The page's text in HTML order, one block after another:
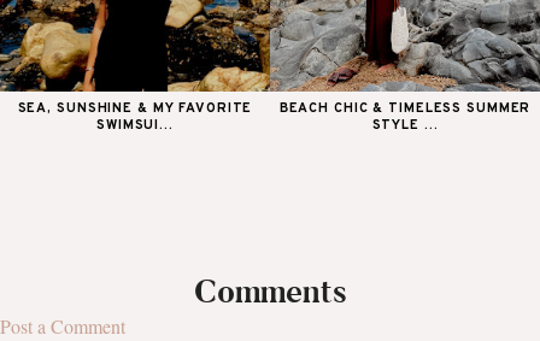
SEA, SUNSHINE & MY FAVORITE
SWIMSUI...
BEACH CHIC & TIMELESS SUMMER
STYLE ...
Comments
Post a Comment